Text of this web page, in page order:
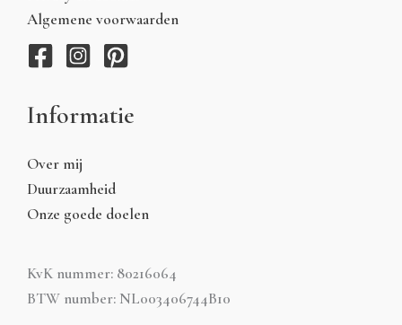
Algemene voorwaarden
Informatie
Over mij
Duurzaamheid
Onze goede doelen
KvK nummer: 80216064
BTW number: NL003406744B10